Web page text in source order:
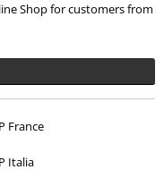
Shop for customers from
France
Italia
mit anderen Aktionen
Rabatt automatisch im
Rammstein, (Till)
beinhalten,